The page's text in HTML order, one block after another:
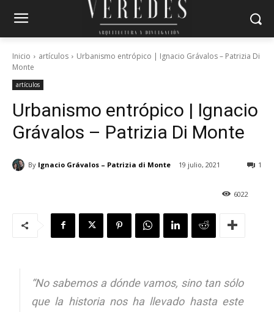
Inicio artículos
Urbanismo entrópico | Ignacio Grávalos – Patrizia Di
Monte
artículos
Urbanismo entrópico | Ignacio
Grávalos – Patrizia Di Monte
By Ignacio Grávalos – Patrizia di Monte 19 julio, 2021 1
6022
“No sabemos a dónde vamos, sino tan sólo
que la historia nos ha llevado hasta este